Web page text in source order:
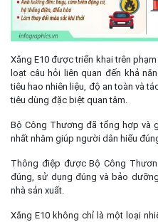
Xăng E10 được triển khai trên
loạt câu hỏi liên quan đến khả
tiêu hao nhiên liệu, độ an toàn và
tiêu dùng đặc biệt quan tâm.
Bộ Công Thương đã tổng hợp và
nhất nhằm giúp người dân hiểu
Thông điệp được Bộ Công
đúng, sử dụng đúng và bảo
nhà sản xuất.
Xăng E10 không chỉ là một loại